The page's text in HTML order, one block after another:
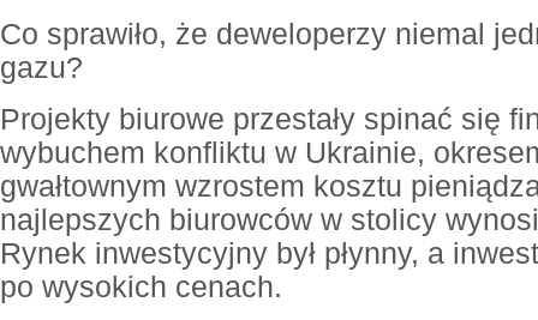
Co sprawiło, że deweloperzy niemal
gazu?
Projekty biurowe przestały spinać się
wybuchem konfliktu w Ukrainie,
gwałtownym wzrostem kosztu
najlepszych biurowców w stolicy
Rynek inwestycyjny był płynny, a
po wysokich cenach.